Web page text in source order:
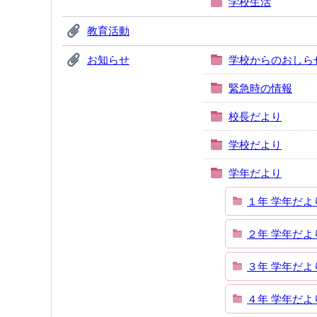
教育活動
お知らせ 学校からのおしら
緊急時の情報
校長だより
学校だより
学年だより
１年 学年だよ
２年 学年だよ
３年 学年だよ
４年 学年だよ